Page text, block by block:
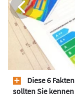
Diese 6
sollten Sie kennen